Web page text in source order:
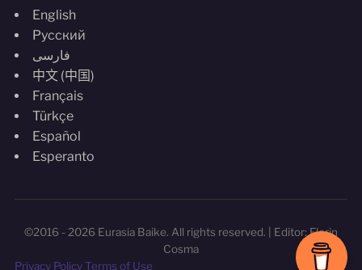
English
Русский
فارسی
中文 (中国)
Français
Türkçe
Español
Esperanto
©2016 - 2026 Eurasia Baike. All rights reserved. | Editor: Florin
Cosma
Privacy PolicyTerms of Use